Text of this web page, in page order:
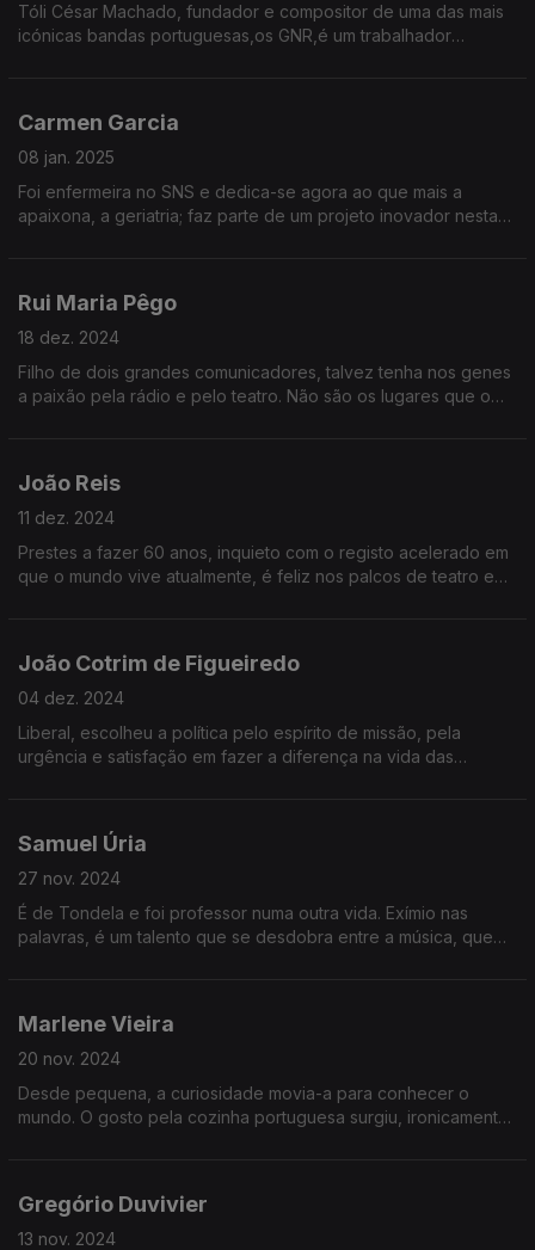
Tóli César Machado, fundador e compositor de uma das mais
icónicas bandas portuguesas,os GNR,é um trabalhador
Carmen Garcia
08 jan. 2025
Foi enfermeira no SNS e dedica-se agora ao que mais a
apaixona, a geriatria; faz parte de um projeto inovador nesta
Rui Maria Pêgo
18 dez. 2024
Filho de dois grandes comunicadores, talvez tenha nos genes
a paixão pela rádio e pelo teatro. Não são os lugares que o
João Reis
11 dez. 2024
Prestes a fazer 60 anos, inquieto com o registo acelerado em
que o mundo vive atualmente, é feliz nos palcos de teatro e
João Cotrim de Figueiredo
04 dez. 2024
Liberal, escolheu a política pelo espírito de missão, pela
urgência e satisfação em fazer a diferença na vida das
Samuel Úria
27 nov. 2024
É de Tondela e foi professor numa outra vida. Exímio nas
palavras, é um talento que se desdobra entre a música, que
Marlene Vieira
20 nov. 2024
Desde pequena, a curiosidade movia-a para conhecer o
mundo. O gosto pela cozinha portuguesa surgiu, ironicamente,
Gregório Duvivier
13 nov. 2024